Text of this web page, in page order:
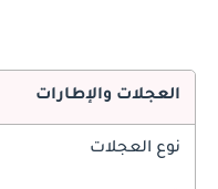
العجلات والإطارات
نوع العجلات